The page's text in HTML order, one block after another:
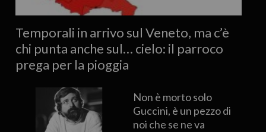
Temporali in arrivo sul Veneto, ma c’è
chi punta anche sul… cielo: il parroco
prega per la pioggia
Non è morto solo
Guccini, è un pezzo di
noi che se ne va